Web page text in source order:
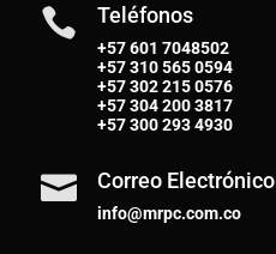
 Teléfonos
+57 601 7048502
+57310 565 0594
+57302 215 0576
+57304 200 3817
+57300 293 4930
 Correo Electrónico
info@mrpc.com.co